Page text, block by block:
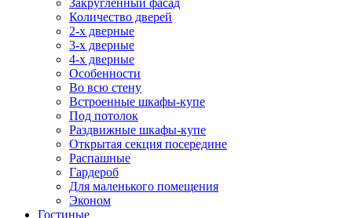
Закругленный фасад
Количество дверей
2-х дверные
3-х дверные
4-х дверные
Особенности
Во всю стену
Встроенные шкафы-купе
Под потолок
Раздвижные шкафы-купе
Открытая секция посередине
Распашные
Гардероб
Для маленького помещения
Эконом
Гостиные